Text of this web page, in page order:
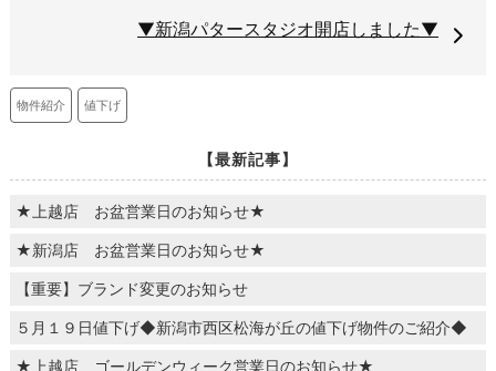
▼新潟パタースタジオ開店しました▼
物件紹介 値下げ
【最新記事】
★上越店 お盆営業日のお知らせ★
★新潟店 お盆営業日のお知らせ★
【重要】ブランド変更のお知らせ
５月１９日値下げ◆新潟市西区松海が丘の値下げ物件のご紹介◆
★上越店 ゴールデンウィーク営業日のお知らせ★